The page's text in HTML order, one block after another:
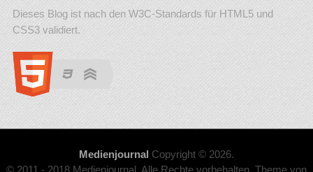
Dieses Blog ist nach den W3C-Standards für HTML5 und
CSS3 validiert.
Medienjournal Copyright © 2026.